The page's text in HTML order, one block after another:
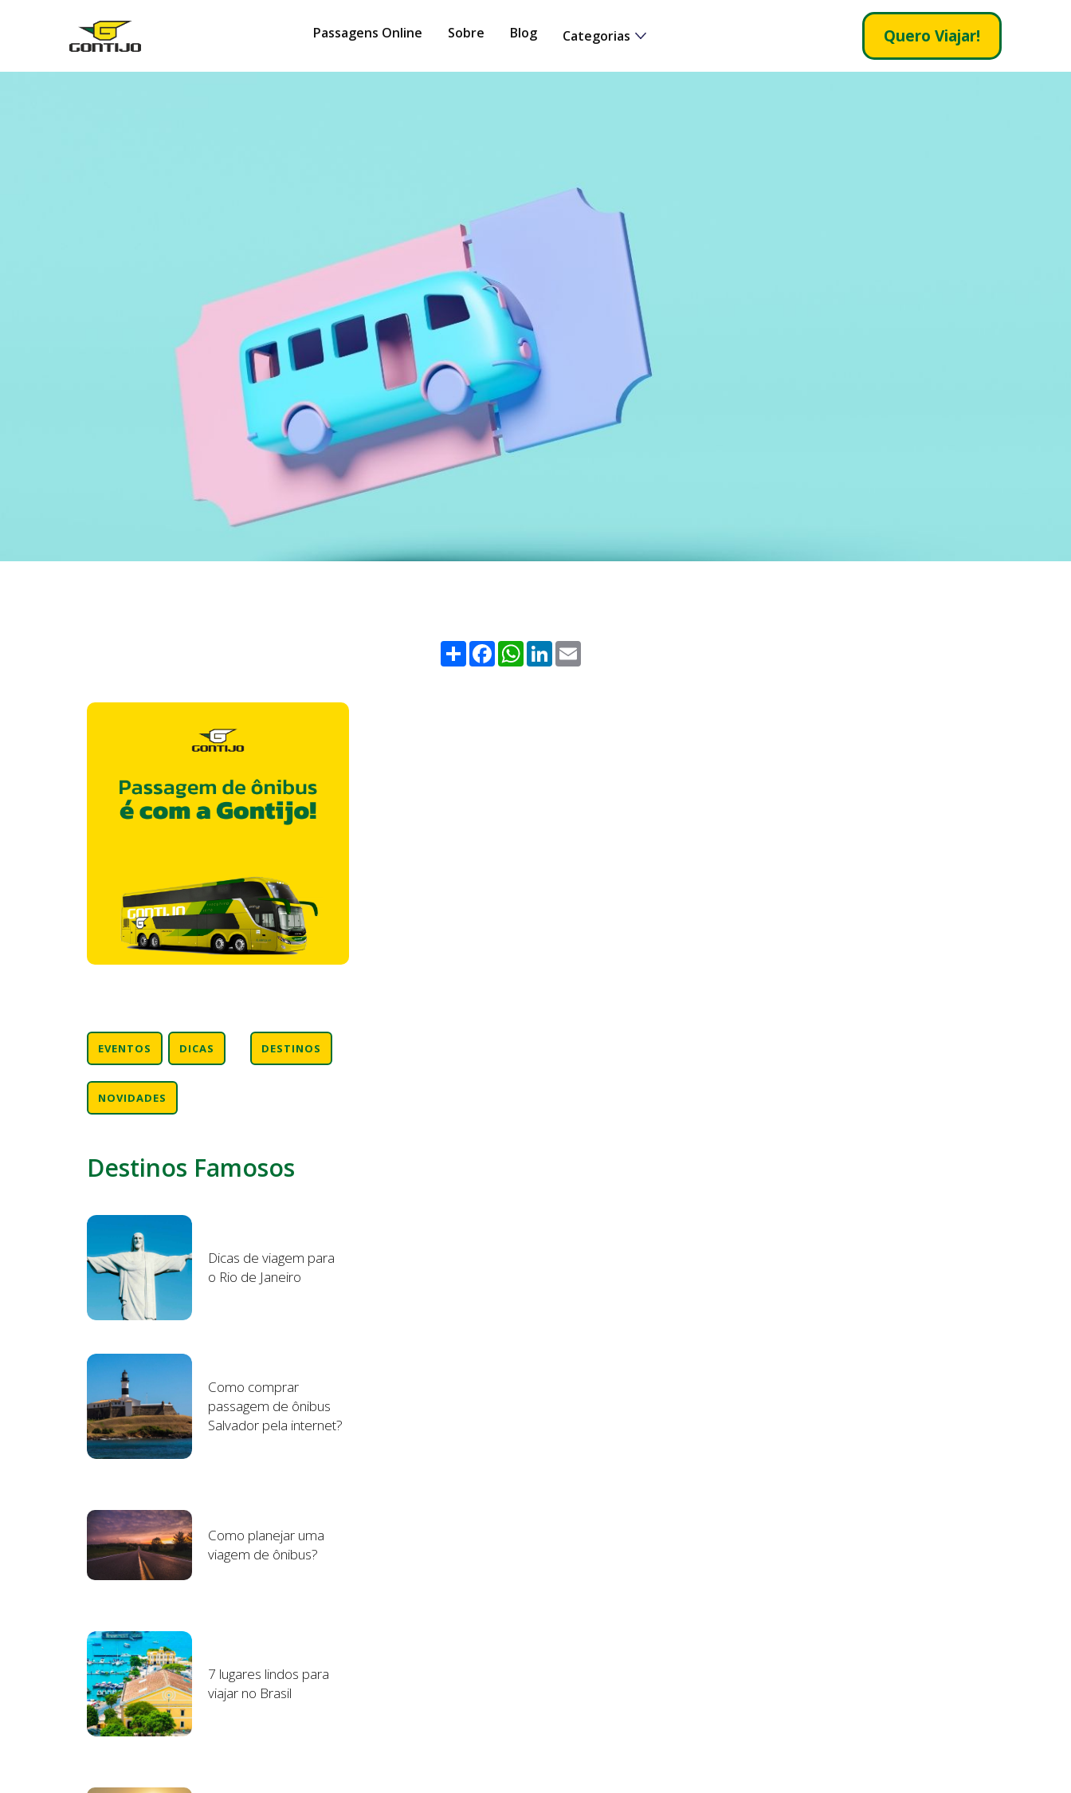
Passagens Online Sobre Blog Categorias Quero Viajar!
EVENTOS DICAS DESTINOS
NOVIDADES
Destinos Famosos
Dicas de viagem para
o Rio de Janeiro
Como comprar
passagem de ônibus
Salvador pela internet?
Como planejar uma
viagem de ônibus?
7 lugares lindos para
viajar no Brasil
ShareFacebookWhatsApp
LinkedInEmail